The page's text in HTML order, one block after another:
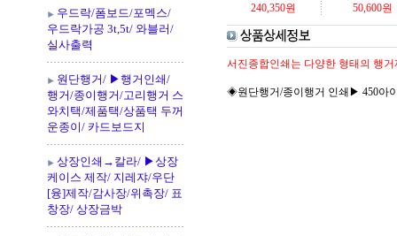
우드락/폼보드/포멕스/
우드락가공 3t,5t/ 와블러/
실사출력
원단행거/ ▶행거인쇄/
행거/종이행거/고리행거 스
와치택/제품택/상품택 두꺼
운종이/ 카드보드지
상장인쇄→칼라/ ▶상장
케이스 제작/ 지레쟈/우단
[융]제작/감사장/위촉장/ 표
창장/ 상장금박
240,350원 50,600원
서진종합인쇄는 다양한 형태의 행
◈원단행거/종이행거 인쇄▶ 450아